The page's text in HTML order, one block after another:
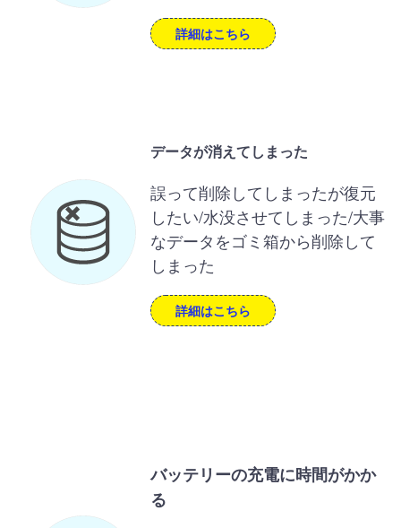
詳細はこちら
データが消えてしまった
誤って削除してしまったが復元
したい/水没させてしまった/大事
なデータをゴミ箱から削除して
しまった
詳細はこちら
バッテリーの充電に時間がかか
る